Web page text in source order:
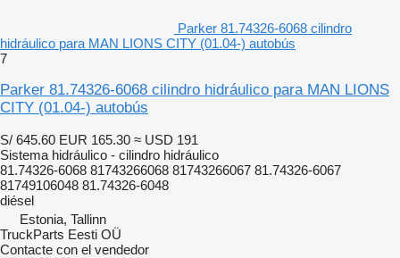
Parker 81.74326-6068 cilindro
hidráulico para MAN LIONS CITY (01.04-) autobús
7
Parker 81.74326-6068 cilindro hidráulico para MAN LIONS
CITY (01.04-) autobús
S/ 645.60 EUR 165.30 ≈ USD 191
Sistema hidráulico - cilindro hidráulico
81.74326-6068 81743266068 81743266067 81.74326-6067
81749106048 81.74326-6048
diésel
Estonia, Tallinn
TruckParts Eesti OÜ
Contacte con el vendedor